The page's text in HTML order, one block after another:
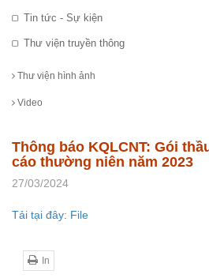
Tin tức - Sự kiện
Thư viện truyền thông
Thư viện hình ảnh
Video
Thông báo KQLCNT: Gói
cáo thường niên năm 2023
27/03/2024
Tải tại đây: File
In